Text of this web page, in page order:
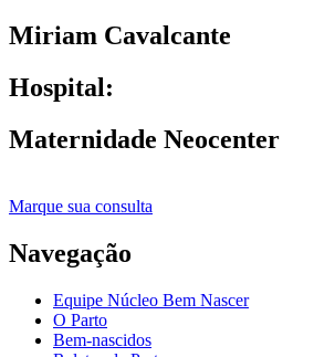
Miriam Cavalcante
Hospital:
Maternidade Neocenter
Marque sua consulta
Navegação
Equipe Núcleo Bem Nascer
O Parto
Bem-nascidos